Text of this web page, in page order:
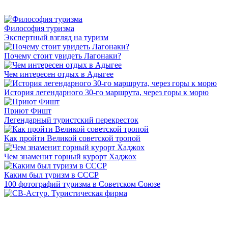
Философия туризма
Экспертный взгляд на туризм
Почему стоит увидеть Лагонаки?
Чем интересен отдых в Адыгее
История легендарного 30-го маршрута, через горы к морю
Приют Фишт
Легендарный туристский перекресток
Как пройти Великой советской тропой
Чем знаменит горный курорт Хаджох
Каким был туризм в СССР
100 фотографий туризма в Советском Союзе